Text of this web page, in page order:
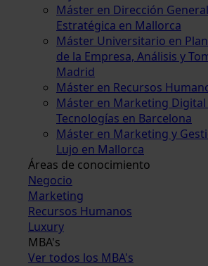
Máster en Dirección
Estratégica en Mallorca
Máster Universitario en
de la Empresa, Análisis y
Madrid
Máster en Recursos
Máster en Marketing Digital
Tecnologías en Barcelona
Máster en Marketing y
Lujo en Mallorca
Áreas de conocimiento
Negocio
Marketing
Recursos Humanos
Luxury
MBA's
Ver todos los MBA's